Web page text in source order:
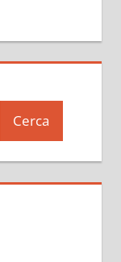
Cerca